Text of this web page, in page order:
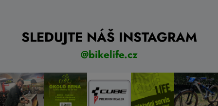
SLEDUJTE NÁŠ INSTAGRAM
@bikelife.cz